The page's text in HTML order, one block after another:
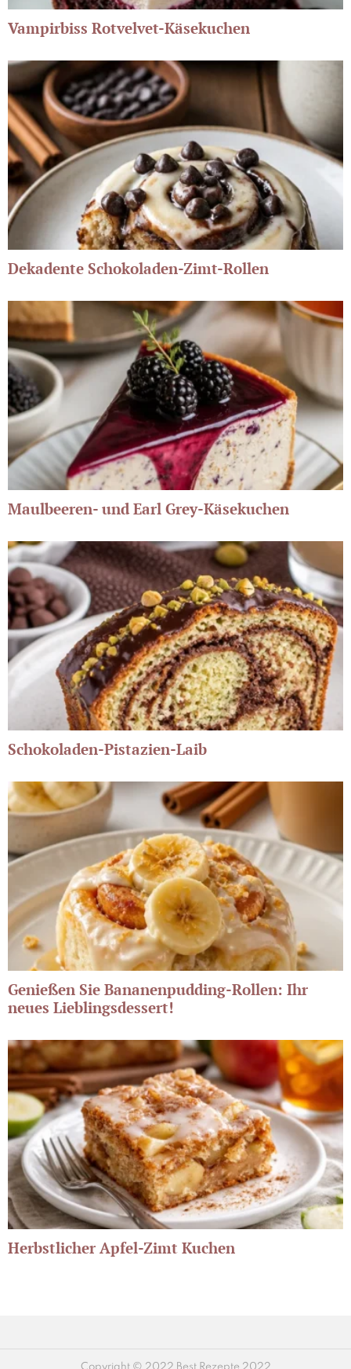
Vampirbiss Rotvelvet-Käsekuchen
Dekadente Schokoladen-Zimt-Rollen
Maulbeeren- und Earl Grey-Käsekuchen
Schokoladen-Pistazien-Laib
Genießen Sie Bananenpudding-Rollen: Ihr
neues Lieblingsdessert!
Herbstlicher Apfel-Zimt Kuchen
Copyright © 2022 Best Rezepte 2022